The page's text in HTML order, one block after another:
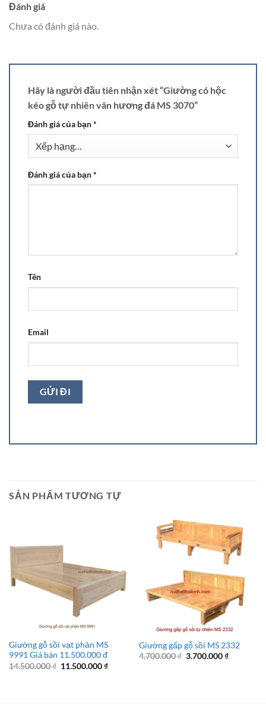
Đánh giá
Chưa có đánh giá nào.
Hãy là người đầu tiên nhận xét “Giường có hộc
kéo gỗ tự nhiên vân hương đá MS 3070”
Đánh giá của bạn*
Đánh giá của bạn*
Tên
Email
SẢN PHẨM TƯƠNG TỰ
Giường gỗ sồi vạt phản MS
9991 Giá bán 11.500.000 đ
14.500.000₫ Giá
11.500.000₫Giá
Giường gấp gỗ sồi MS 2332
4.700.000₫ Giá
3.700.000₫Giá